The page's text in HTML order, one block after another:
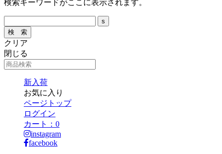
検索キーワードがここに表示されます。
クリア
閉じる
新入荷
お気に入り
ページトップ
ログイン
カート： 0
instagram
facebook